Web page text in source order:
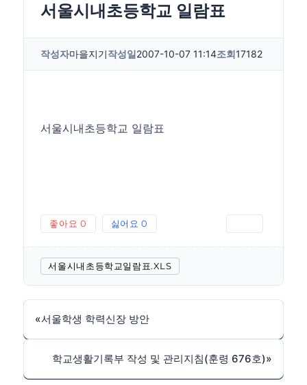
서울시내초등학교 일람표
작성자마을지기작성일2007-10-07 11:14조회17182
서울시내초등학교 일람표
좋아요 0 싫어요 0
서울시내초등학교일람표.XLS
«서울학생 학력신장 방안
학교생활기록부 작성 및 관리지침(훈령 676호)»